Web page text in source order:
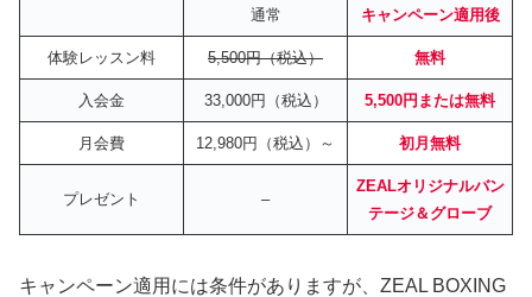
通常 キャンペーン適用後
体験レッスン料 5,500円（税込） 無料
入会金 33,000円（税込） 5,500円または無料
月会費 12,980円（税込）～ 初月無料
プレゼント –
ZEALオリジナルバン
テージ＆グローブ
キャンペーン適用には条件がありますが、ZEAL BOXING